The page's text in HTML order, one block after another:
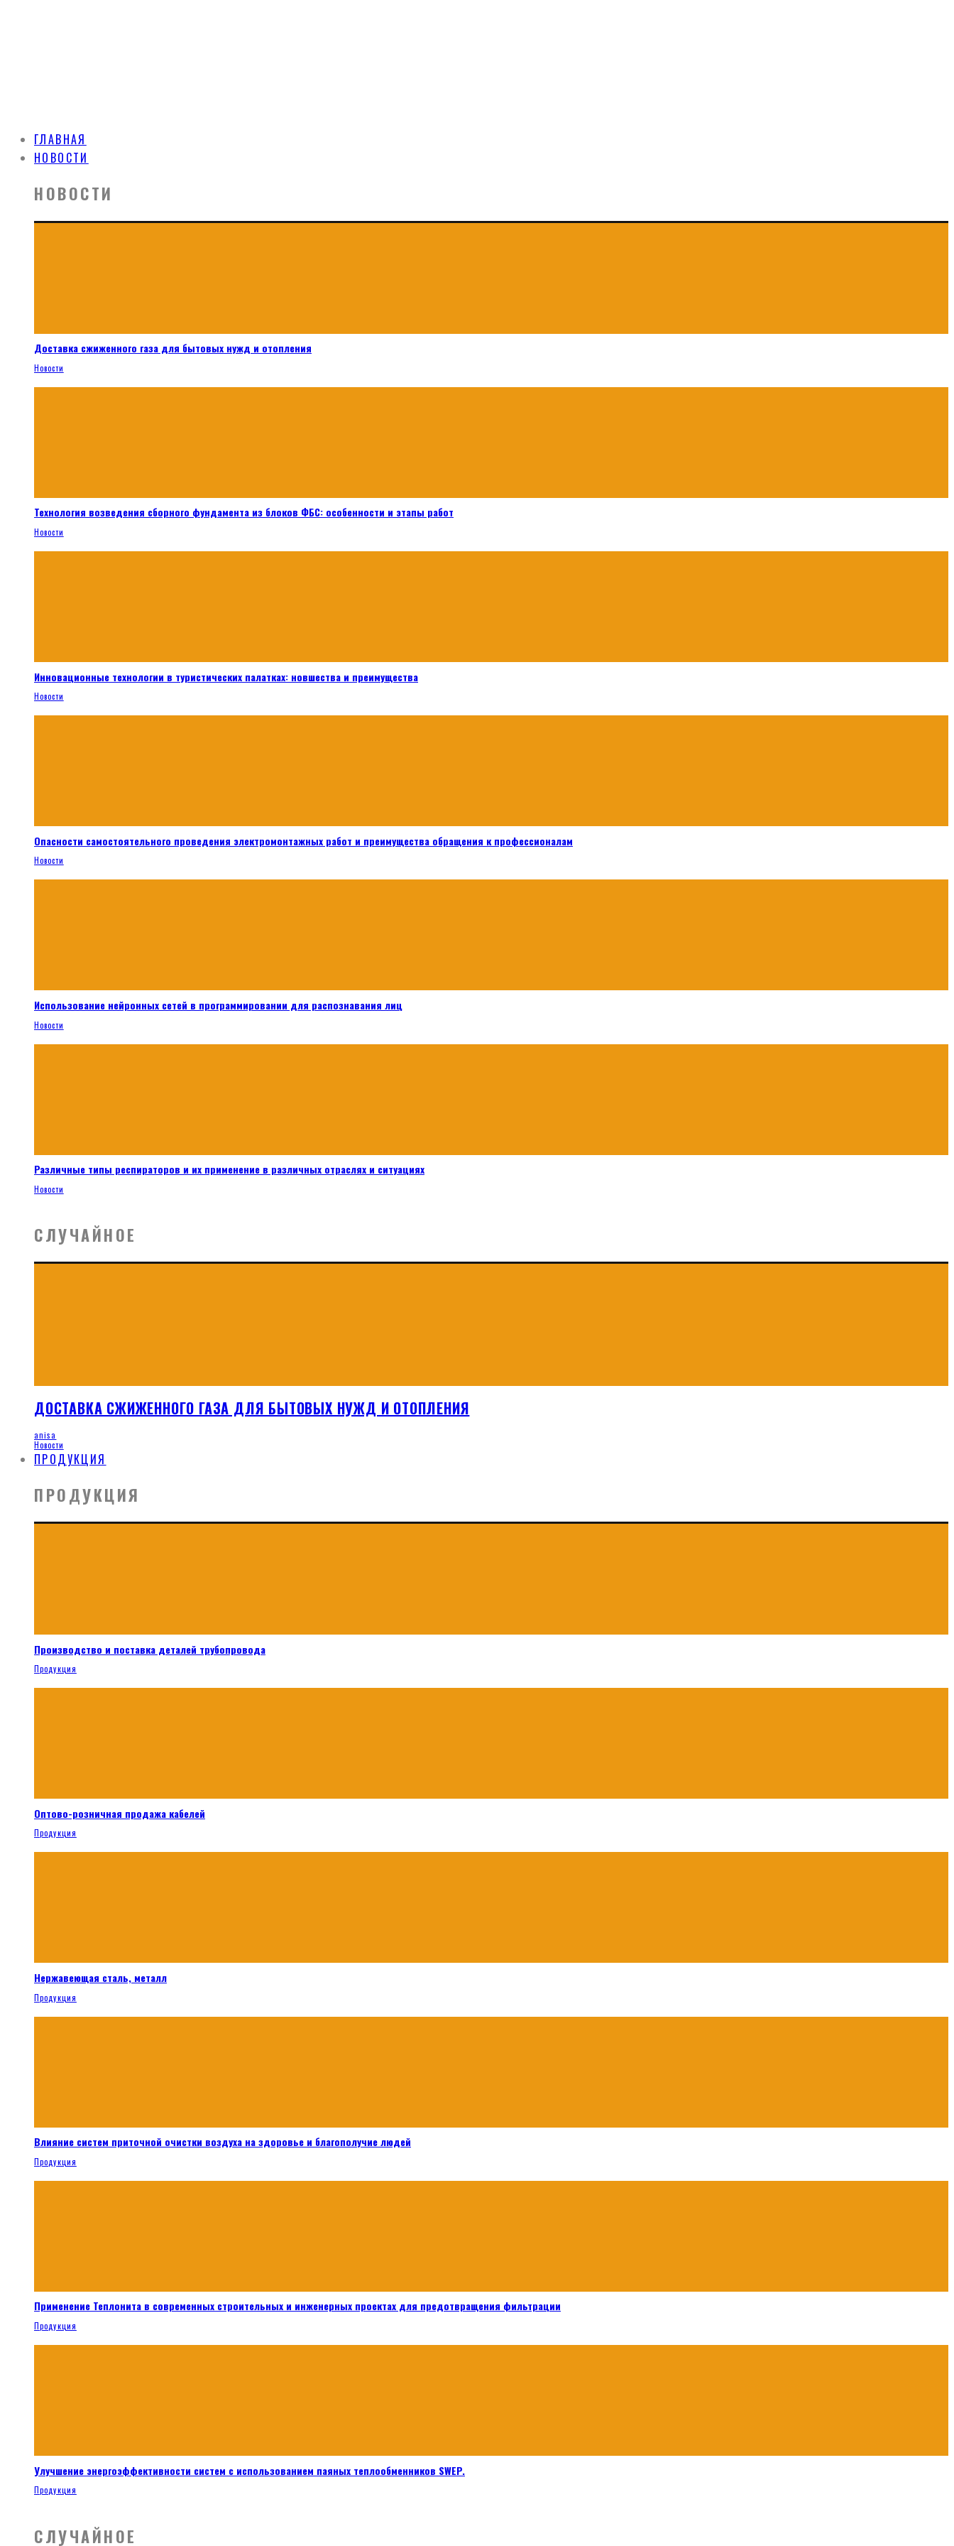
ГЛАВНАЯ
НОВОСТИ
НОВОСТИ
Доставка сжиженного газа для бытовых нужд и отопления
Новости
Технология возведения сборного фундамента из блоков ФБС: особенности и этапы работ
Новости
Инновационные технологии в туристических палатках: новшества и преимущества
Новости
Опасности самостоятельного проведения электромонтажных работ и преимущества обращения к профессионалам
Новости
Использование нейронных сетей в программировании для распознавания лиц
Новости
Различные типы респираторов и их применение в различных отраслях и ситуациях
Новости
СЛУЧАЙНОЕ
ДОСТАВКА СЖИЖЕННОГО ГАЗА ДЛЯ БЫТОВЫХ НУЖД И ОТОПЛЕНИЯ
anisa
Новости
ПРОДУКЦИЯ
ПРОДУКЦИЯ
Производство и поставка деталей трубопровода
Продукция
Оптово-розничная продажа кабелей
Продукция
Нержавеющая сталь, металл
Продукция
Влияние систем приточной очистки воздуха на здоровье и благополучие людей
Продукция
Применение Теплонита в современных строительных и инженерных проектах для предотвращения фильтрации
Продукция
Улучшение энергоэффективности систем с использованием паяных теплообменников SWEP.
Продукция
СЛУЧАЙНОЕ